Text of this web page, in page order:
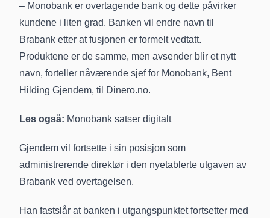
– Monobank er overtagende bank og dette påvirker
kundene i liten grad. Banken vil endre navn til
Brabank etter at fusjonen er formelt vedtatt.
Produktene er de samme, men avsender blir et nytt
navn, forteller nåværende sjef for Monobank, Bent
Hilding Gjendem, til Dinero.no.
Les også: Monobank satser digitalt
Gjendem vil fortsette i sin posisjon som
administrerende direktør i den nyetablerte utgaven av
Brabank ved overtagelsen.
Han fastslår at banken i utgangspunktet fortsetter med